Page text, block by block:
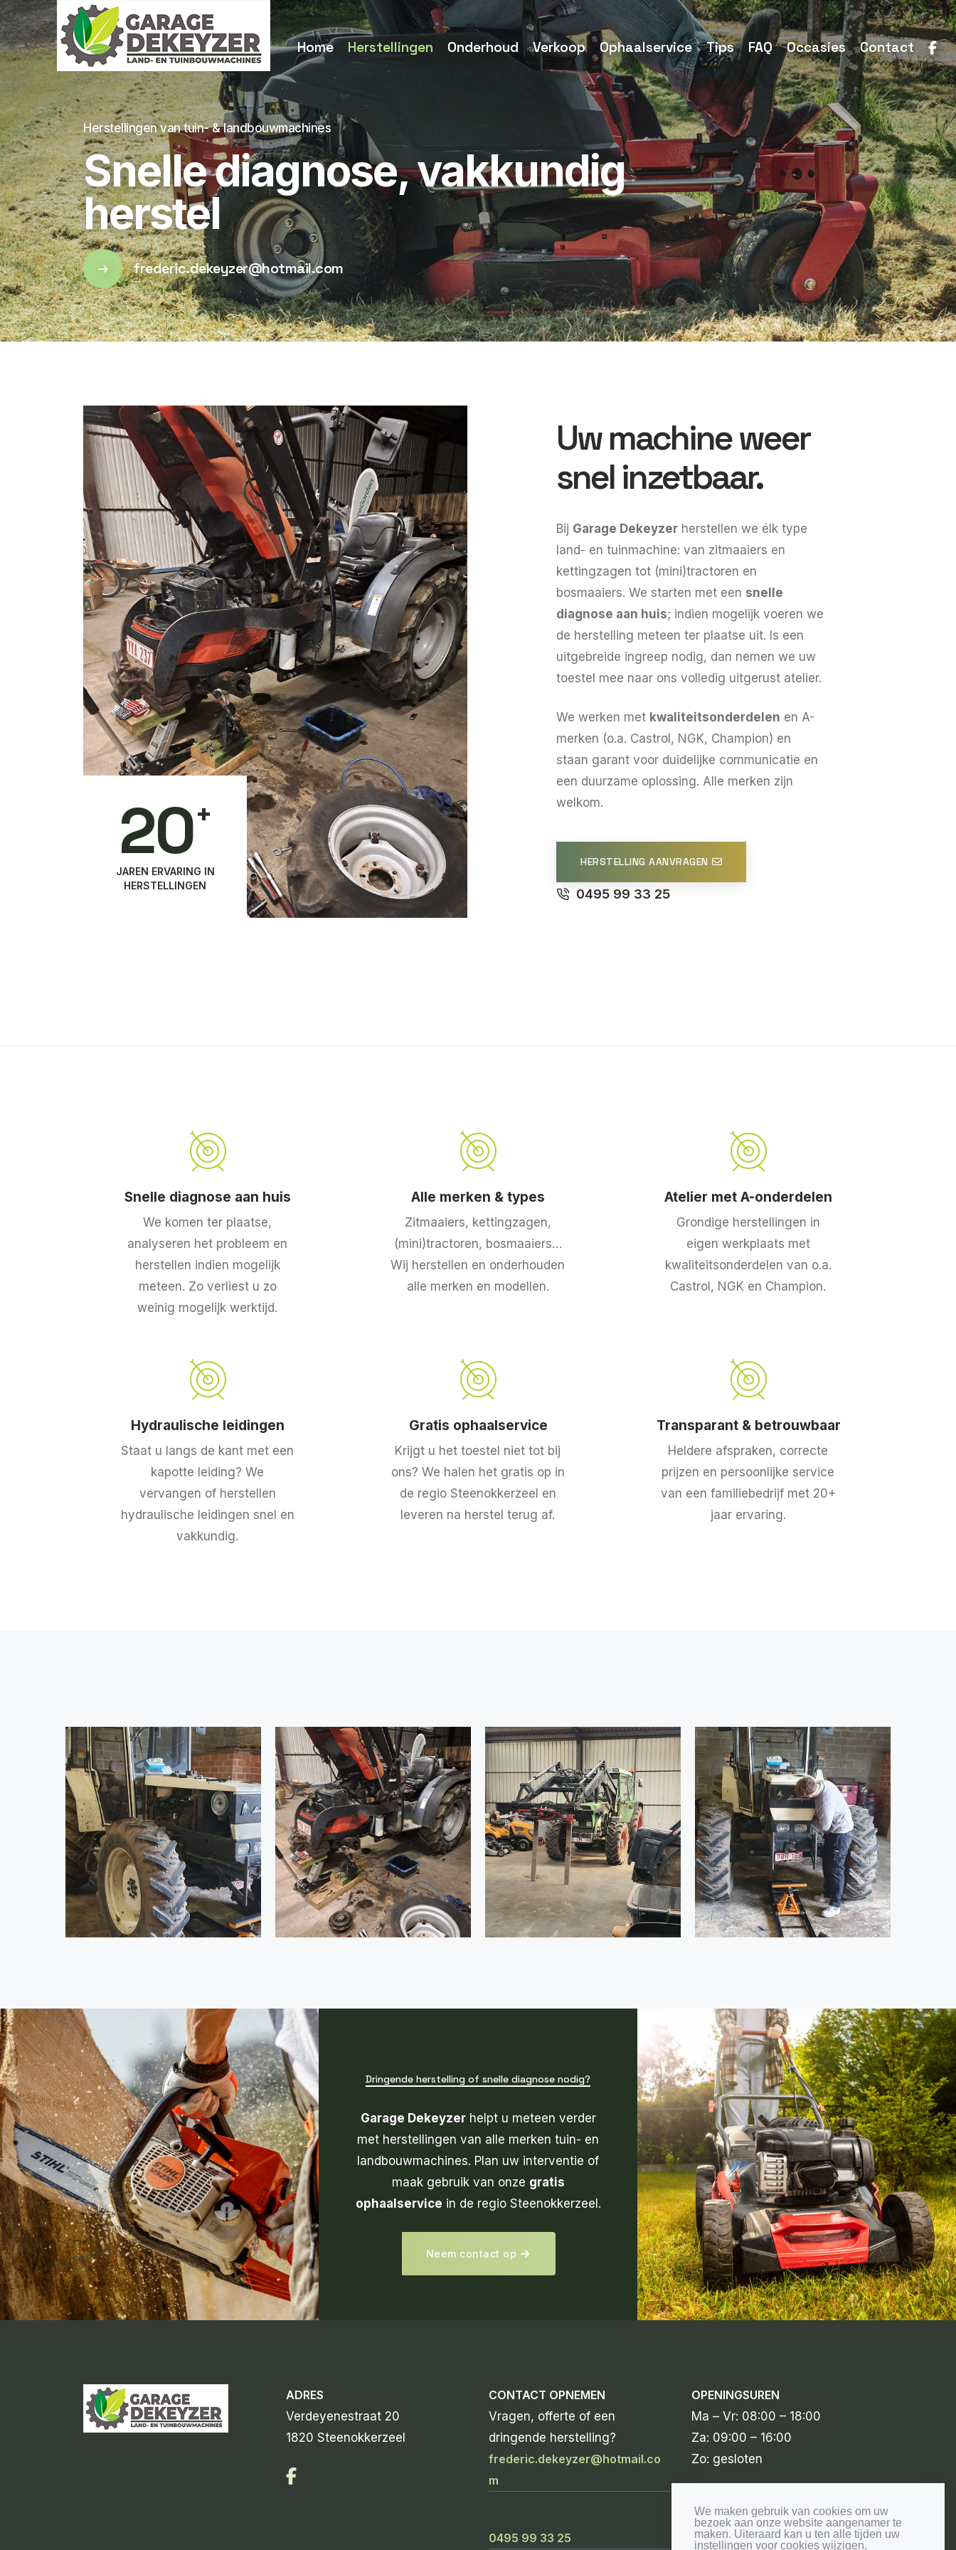
We maken gebruik van cookies om uw
bezoek aan onze website aangenamer te
maken. Uiteraard kan u ten alle tijden uw
instellingen voor cookies wijzigen.
Home Herstellingen Onderhoud Verkoop Ophaalservice Tips FAQ Occasies Contact
Herstellingen van tuin- & landbouwmachines
Snelle diagnose, vakkundig
herstel
frederic.dekeyzer@hotmail.com
20+
JAREN ERVARING IN
HERSTELLINGEN
Uw machine weer
snel inzetbaar.
Bij Garage Dekeyzer herstellen we élk type
land- en tuinmachine: van zitmaaiers en
kettingzagen tot (mini)tractoren en
bosmaaiers. We starten met een snelle
diagnose aan huis; indien mogelijk voeren we
de herstelling meteen ter plaatse uit. Is een
uitgebreide ingreep nodig, dan nemen we uw
toestel mee naar ons volledig uitgerust atelier.
We werken met kwaliteitsonderdelen en A-
merken (o.a. Castrol, NGK, Champion) en
staan garant voor duidelijke communicatie en
een duurzame oplossing. Alle merken zijn
welkom.
HERSTELLING AANVRAGEN
0495 99 33 25
Snelle diagnose aan huis
We komen ter plaatse,
analyseren het probleem en
herstellen indien mogelijk
meteen. Zo verliest u zo
weinig mogelijk werktijd.
Alle merken & types
Zitmaaiers, kettingzagen,
(mini)tractoren, bosmaaiers…
Wij herstellen en onderhouden
alle merken en modellen.
Atelier met A-onderdelen
Grondige herstellingen in
eigen werkplaats met
kwaliteitsonderdelen van o.a.
Castrol, NGK en Champion.
Hydraulische leidingen
Staat u langs de kant met een
kapotte leiding? We
vervangen of herstellen
hydraulische leidingen snel en
vakkundig.
Gratis ophaalservice
Krijgt u het toestel niet tot bij
ons? We halen het gratis op in
de regio Steenokkerzeel en
leveren na herstel terug af.
Transparant & betrouwbaar
Heldere afspraken, correcte
prijzen en persoonlijke service
van een familiebedrijf met 20+
jaar ervaring.
Dringende herstelling of snelle diagnose nodig?
Garage Dekeyzerhelpt u meteen verder
met herstellingen van alle merken tuin- en
landbouwmachines. Plan uw interventie of
maak gebruik van onze gratis
ophaalservice in de regio Steenokkerzeel.
Neem contact op
ADRES
Verdeyenestraat 20
1820 Steenokkerzeel
CONTACT OPNEMEN
Vragen, offerte of een
dringende herstelling?
frederic.dekeyzer@hotmail.co
m
0495 99 33 25
OPENINGSUREN
Ma – Vr: 08:00 – 18:00
Za: 09:00 – 16:00
Zo: gesloten